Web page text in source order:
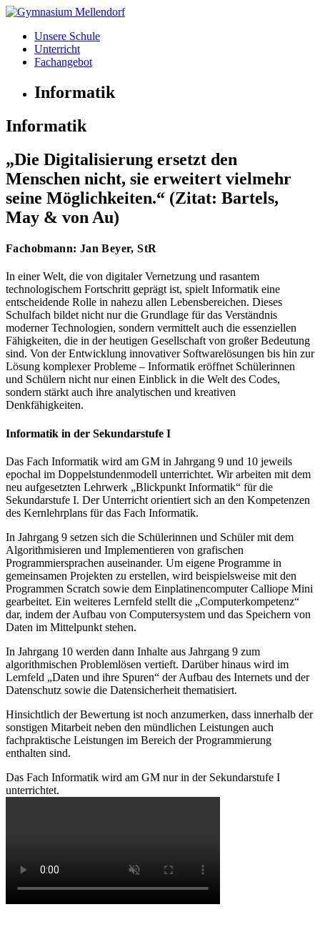
Zum
wechselnUnsere Schule
Unterricht
Fachangebot
Informatik
Informatik
„Die Digitalisierung ersetzt den
Menschen nicht, sie erweitert vielmehr
seine Möglichkeiten.“ (Zitat: Bartels,
May & von Au)
Fachobmann: Jan Beyer, StR
In einer Welt, die von digitaler Vernetzung und rasantem
technologischem Fortschritt geprägt ist, spielt Informatik eine
entscheidende Rolle in nahezu allen Lebensbereichen. Dieses
Schulfach bildet nicht nur die Grundlage für das Verständnis
moderner Technologien, sondern vermittelt auch die essenziellen
Fähigkeiten, die in der heutigen Gesellschaft von großer Bedeutung
sind. Von der Entwicklung innovativer Softwarelösungen bis hin zur
Lösung komplexer Probleme – Informatik eröffnet Schülerinnen
und Schülern nicht nur einen Einblick in die Welt des Codes,
sondern stärkt auch ihre analytischen und kreativen
Denkfähigkeiten.
Informatik in der Sekundarstufe I
Das Fach Informatik wird am GM in Jahrgang 9 und 10 jeweils
epochal im Doppelstundenmodell unterrichtet. Wir arbeiten mit dem
neu aufgesetzten Lehrwerk „Blickpunkt Informatik“ für die
Sekundarstufe I. Der Unterricht orientiert sich an den Kompetenzen
des Kernlehrplans für das Fach Informatik.
In Jahrgang 9 setzen sich die Schülerinnen und Schüler mit dem
Algorithmisieren und Implementieren von grafischen
Programmiersprachen auseinander. Um eigene Programme in
gemeinsamen Projekten zu erstellen, wird beispielsweise mit den
Programmen Scratch sowie dem Einplatinencomputer Calliope Mini
gearbeitet. Ein weiteres Lernfeld stellt die „Computerkompetenz“
dar, indem der Aufbau von Computersystem und das Speichern von
Daten im Mittelpunkt stehen.
In Jahrgang 10 werden dann Inhalte aus Jahrgang 9 zum
algorithmischen Problemlösen vertieft. Darüber hinaus wird im
Lernfeld „Daten und ihre Spuren“ der Aufbau des Internets und der
Datenschutz sowie die Datensicherheit thematisiert.
Hinsichtlich der Bewertung ist noch anzumerken, dass innerhalb der
sonstigen Mitarbeit neben den mündlichen Leistungen auch
fachpraktische Leistungen im Bereich der Programmierung
enthalten sind.
Das Fach Informatik wird am GM nur in der Sekundarstufe I
unterrichtet.